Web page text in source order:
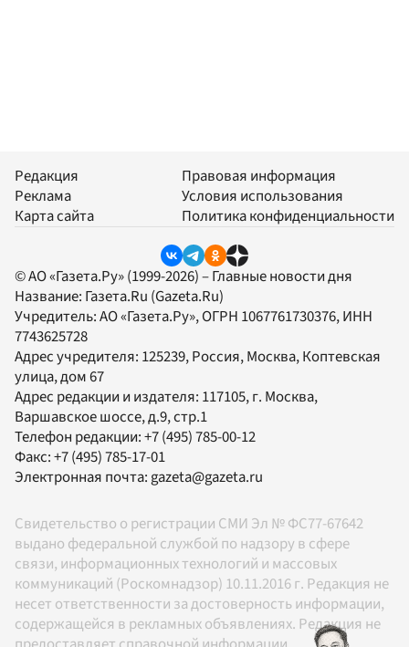
Редакция
Реклама
Карта сайта
Правовая информация
Условия использования
Политика конфиденциальности
© АО «Газета.Ру» (1999-2026) – Главные новости дня
Название: Газета.Ru (Gazeta.Ru)
Учредитель:АО «Газета.Ру», ОГРН 1067761730376, ИНН
7743625728
Адрес учредителя: 125239, Россия, Москва, Коптевская
улица, дом 67
Адрес редакции и издателя: 117105, г. Москва,
Варшавское шоссе, д.9, стр.1
Телефон редакции:+7 (495) 785-00-12
Факс:+7 (495) 785-17-01
Электронная почта:gazeta@gazeta.ru
Свидетельство о регистрации СМИ Эл № ФС77-67642
выдано федеральной службой по надзору в сфере
связи, информационных технологий и массовых
коммуникаций (Роскомнадзор) 10.11.2016 г. Редакция не
несет ответственности за достоверность информации,
содержащейся в рекламных объявлениях. Редакция не